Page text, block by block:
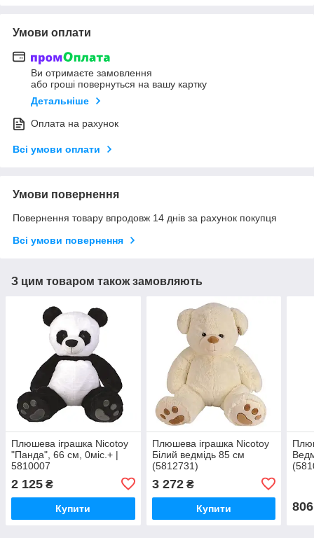
Умови оплати
Ви отримаєте замовлення
або гроші повернуться на вашу картку
Детальніше
Оплата на рахунок
Всі умови оплати
Умови повернення
Повернення товару впродовж 14 днів за рахунок покупця
Всі умови повернення
З цим товаром також замовляють
Плюшева іграшка Nicotoy
"Панда", 66 см, 0міс.+ |
5810007
2 125 ₴
Купити
Плюшева іграшка Nicotoy
Білий ведмідь 85 см
(5812731)
3 272₴
Купити 806